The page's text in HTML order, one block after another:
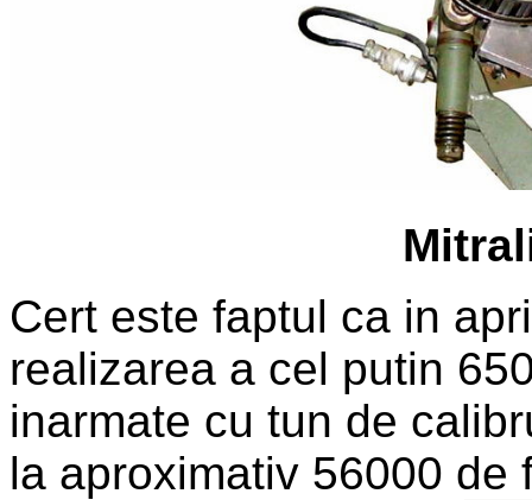
Cert este faptul ca in
realizarea a cel putin
inarmate cu tun de
la aproximativ 56000 de